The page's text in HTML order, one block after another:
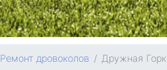
Ремонт дровоколов Дружная